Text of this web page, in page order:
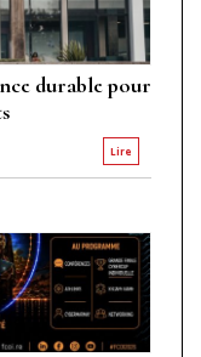
durable pour
Lire